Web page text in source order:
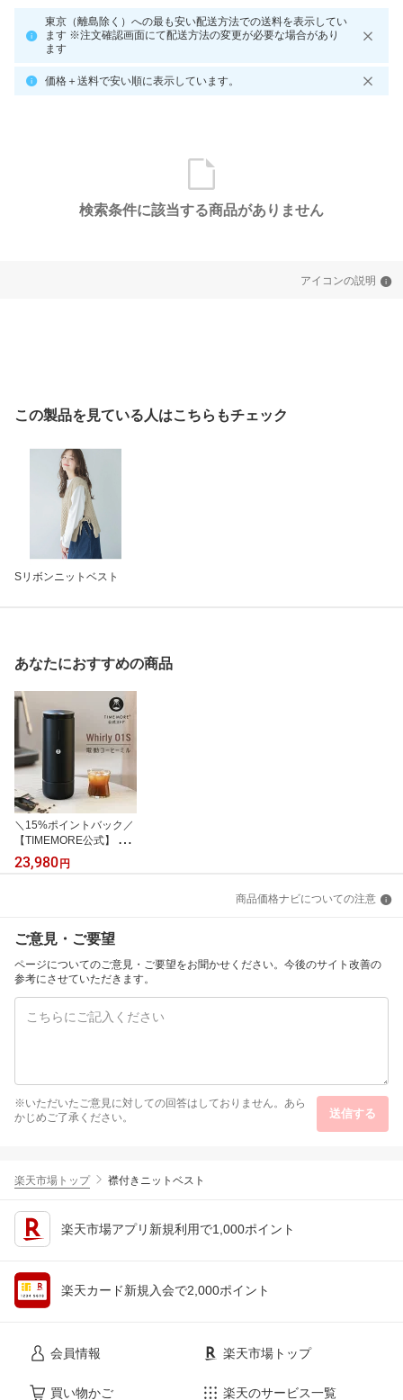
東京（離島除く）への最も安い配送方法での送料を表示してい
ます ※注文確認画面にて配送方法の変更が必要な場合があり
ます
価格＋送料で安い順に表示しています。
検索条件に該当する商品がありません
アイコンの説明
この製品を見ている人はこちらもチェック
Sリボンニットベスト
あなたにおすすめの商品
＼15%ポイントバック／
【TIMEMORE公式】 Whi
rly 01S 電動コーヒーミ
ル タイムモア ポータブ
停止 コンパクト設計｜ア
ウトドア/自宅/オフィス/
カフェ/ギフト用
23,980 円
商品価格ナビについての注意
ご意見・ご要望
ページについてのご意見・ご要望をお聞かせください。今後のサイト改善の
参考にさせていただきます。
※いただいたご意見に対しての回答はしておりません。あら
かじめご了承ください。
送信する
楽天市場トップ 襟付きニットベスト
楽天市場アプリ新規利用で1,000ポイント
楽天カード新規入会で2,000ポイント
会員情報
買い物かご
楽天市場トップ
楽天のサービス一覧